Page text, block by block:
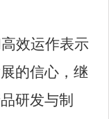
效运作表示
的信心，继
研发与制